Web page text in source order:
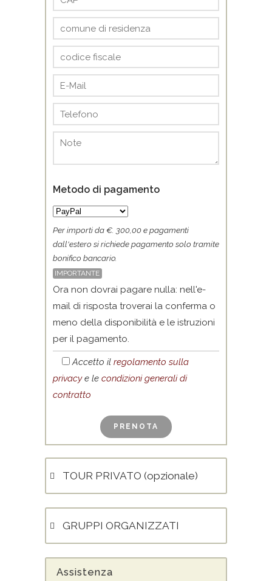
Metodo di pagamento
Per importi da €. 300,00 e pagamenti
dall'estero si richiede pagamento solo tramite
bonifico bancario.
IMPORTANTE
Ora non dovrai pagare nulla: nell'e-
mail di risposta troverai la conferma o
meno della disponibilità e le istruzioni
per il pagamento.
Accetto il regolamento sulla
privacye le condizioni generali di
contratto
TOUR PRIVATO (opzionale)
GRUPPI ORGANIZZATI
Assistenza